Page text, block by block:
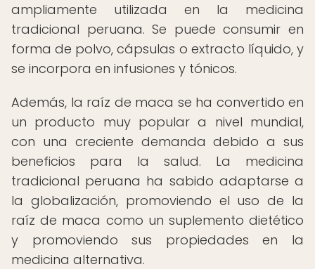
ampliamente utilizada en la medicina
tradicional peruana. Se puede consumir en
forma de polvo, cápsulas o extracto líquido, y
se incorpora en infusiones y tónicos.
Además, la raíz de maca se ha convertido en
un producto muy popular a nivel mundial,
con una creciente demanda debido a sus
beneficios para la salud. La medicina
tradicional peruana ha sabido adaptarse a
la globalización, promoviendo el uso de la
raíz de maca como un suplemento dietético
y promoviendo sus propiedades en la
medicina alternativa.